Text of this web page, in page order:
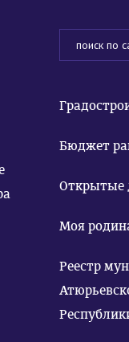
Бюджет
Открытые
Моя
Реестр